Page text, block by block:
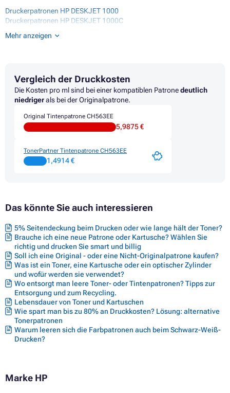
Druckerpatronen HP DESKJET 1000
Druckerpatronen HP DESKJET 1000C
Druckerpatronen HP DESKJET 1010
Druckerpatronen HP DESKJET 1050
Druckerpatronen HP DESKJET 1512 ALL-IN-ONE
Druckerpatronen HP DESKJET 1513 ALL-IN-ONE
Druckerpatronen HP DESKJET 1514 ALL-IN-ONE
Druckerpatronen HP DESKJET 2000
Druckerpatronen HP DESKJET 2050
Druckerpatronen HP DESKJET 2050A
Druckerpatronen HP DESKJET 2050S
Druckerpatronen HP DESKJET 2054A
Druckerpatronen HP DESKJET 2514 ALL-IN-ONE
Druckerpatronen HP DESKJET 2541
Druckerpatronen HP DESKJET 2542 ALL-IN-ONE
Druckerpatronen HP DESKJET 2543 ALL-IN-ONE
Druckerpatronen HP DESKJET 2544 ALL-IN-ONE
Druckerpatronen HP DESKJET 2545 ALL-IN-ONE
Druckerpatronen HP DESKJET 2546
Druckerpatronen HP DESKJET 2546 SERIES
Druckerpatronen HP DESKJET 2546P
Druckerpatronen HP DESKJET 2547 ALL-IN-ONE
Druckerpatronen HP DESKJET 2548 ALL-IN-ONE
Druckerpatronen HP DESKJET 2549 ALL-IN-ONE
Druckerpatronen HP DESKJET 2550
Druckerpatronen HP DESKJET 3000
Druckerpatronen HP DESKJET 3050A
Druckerpatronen HP DESKJET 3050SE
Mehr anzeigen
Vergleich der Druckkosten
Die Kosten pro ml sind bei einer kompatiblen Patronedeutlich
niedrigerals bei der Originalpatrone.
Original Tintenpatrone CH563EE
5,9875 €
TonerPartner Tintenpatrone CH563EE
1,4914 €
Das könnte Sie auch interessieren
5% Seitendeckung beim Drucken oder wie lange hält der Toner?
Brauche ich eine neue Patrone oder Kartusche? Wählen Sie
richtig und drucken Sie smart und billig
Soll ich eine Original - oder eine Nicht-Originalpatrone kaufen?
Was ist ein Toner, eine Kartusche oder ein optischer Zylinder
und wofür werden sie verwendet?
Wo entsorgt man leere Toner- oder Tintenpatronen? Tipps zur
Entsorgung und zum Recycling.
Lebensdauer von Toner und Kartuschen
Wie spart man bis zu 80% an Druckkosten? Lösung: alternative
Tonerpatronen
Warum leeren sich die Farbpatronen auch beim Schwarz-Weiß-
Drucken?
Marke HP